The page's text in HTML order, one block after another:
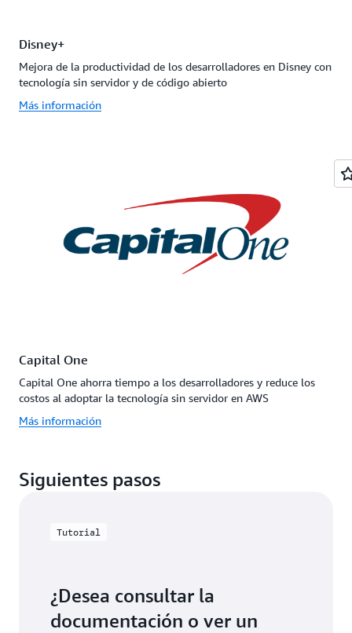
Disney+
Mejora de la productividad de los desarrolladores en Disney con
tecnología sin servidor y de código abierto
Más información
Capital One
Capital One ahorra tiempo a los desarrolladores y reduce los
costos al adoptar la tecnología sin servidor en AWS
Más información
Siguientes pasos
Tutorial
¿Desea consultar la
documentación o ver un